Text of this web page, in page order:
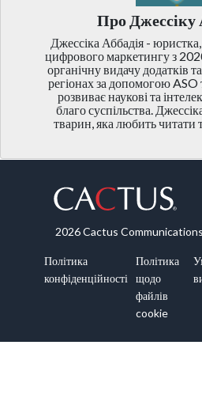
Про Джессіку
Джессіка Аббадія -
цифрового маркетингу з
органічну видачу додатків
регіонах за допомогою ASO
розвиває наукові та
благо суспільства.
тварин, яка любить читати
2026 Cactus
Політика
конфіденційності
Політика
щодо
файлів
cookie